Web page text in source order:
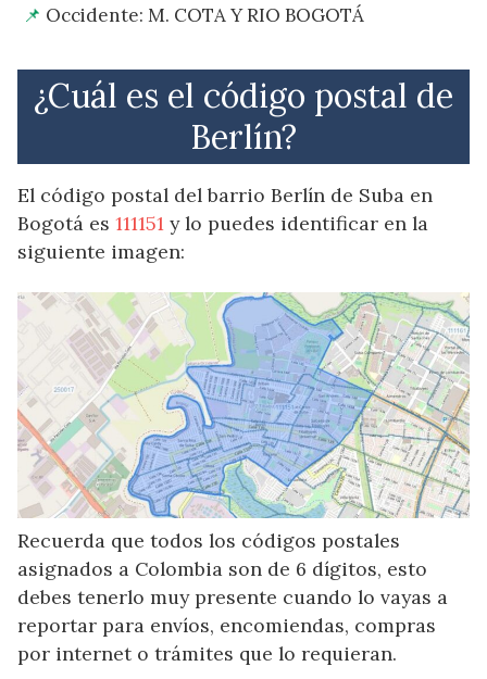
Occidente: M. COTA Y RIO BOGOTÁ
¿Cuál es el código postal de
Berlín?
El código postal del barrio Berlín de Suba en
Bogotá es 111151 y lo puedes identificar en la
siguiente imagen:
Recuerda que todos los códigos postales
asignados a Colombia son de 6 dígitos, esto
debes tenerlo muy presente cuando lo vayas a
reportar para envíos, encomiendas, compras
por internet o trámites que lo requieran.